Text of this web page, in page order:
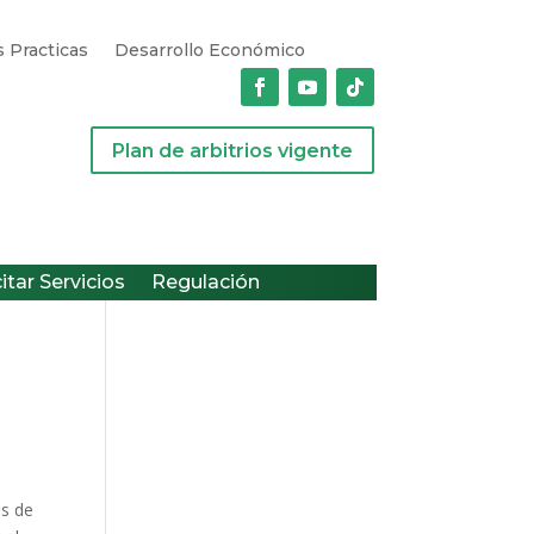
Practicas
Desarrollo Económico
Plan de arbitrios vigente
Servicios Regulación
de